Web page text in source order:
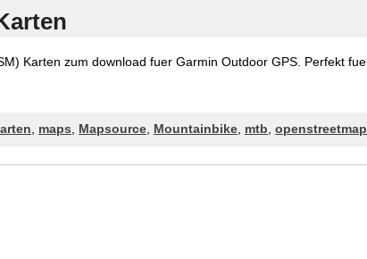
Karten zum download fuer Garmin Outdoor GPS. Perfekt
maps Mapsource Mountainbike mtb openstreetmap